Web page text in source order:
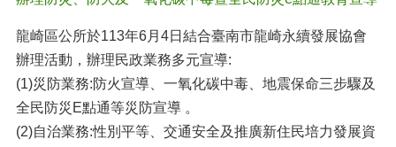
龍崎區公所於113年6月4日結合臺南市龍崎永續發展協會
辦理活動，辦理民政業務多元宣導:
(1)災防業務:防火宣導、一氧化碳中毒、地震保命三步驟及
全民防災E點通等災防宣導 。
(2)自治業務:性別平等、交通安全及推廣新住民培力發展資